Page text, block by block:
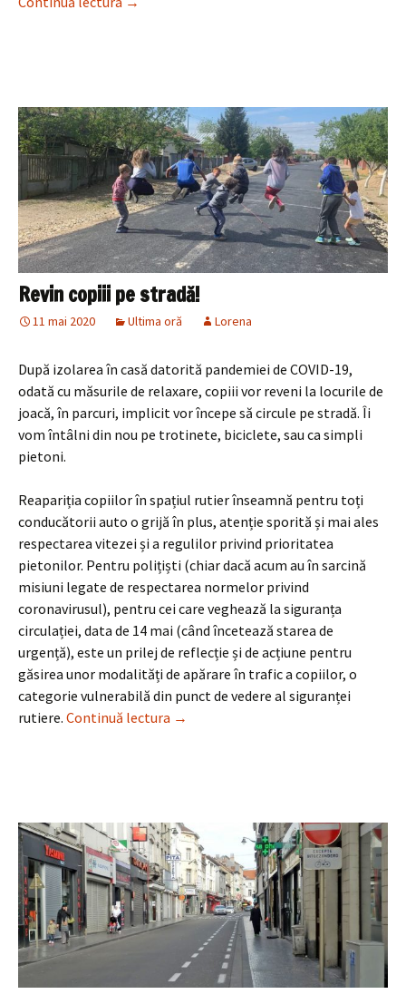
Revin copiii pe stradă!
11 mai 2020 Ultima oră Lorena
După izolarea în casă datorită pandemiei de COVID-19,
odată cu măsurile de relaxare, copiii vor reveni la locurile de
joacă, în parcuri, implicit vor începe să circule pe stradă. Îi
vom întâlni din nou pe trotinete, biciclete, sau ca simpli
pietoni.
Reapariția copiilor în spațiul rutier înseamnă pentru toți
conducătorii auto o grijă în plus, atenție sporită și mai ales
respectarea vitezei și a regulilor privind prioritatea
pietonilor. Pentru polițiști (chiar dacă acum au în sarcină
misiuni legate de respectarea normelor privind
coronavirusul), pentru cei care veghează la siguranța
circulației, data de 14 mai (când încetează starea de
urgență), este un prilej de reflecție și de acțiune pentru
găsirea unor modalități de apărare în trafic a copiilor, o
categorie vulnerabilă din punct de vedere al siguranței
rutiere. Continuă lectura Revin copiii pe stradă!
→